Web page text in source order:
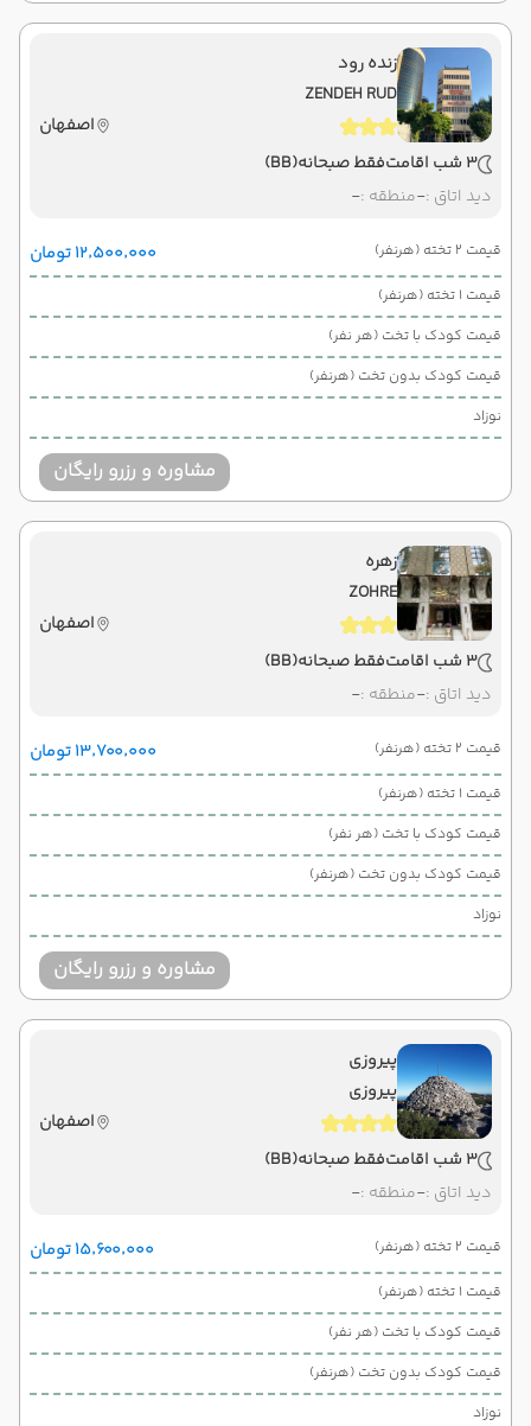
زنده رود
ZENDEH RUD
اصفهان
3 شب اقامت
فقط صبحانه(BB)
دید اتاق :-منطقه :-
قیمت 2 تخته (هرنفر) ۱۲٬۵۰۰٬۰۰۰ تومان
قیمت 1 تخته (هرنفر)
قیمت کودک با تخت (هر نفر)
قیمت کودک بدون تخت (هرنفر)
نوزاد
مشاوره و رزرو رایگان
زهره
ZOHRE
اصفهان
3 شب اقامت
فقط صبحانه(BB)
دید اتاق :-منطقه :-
قیمت 2 تخته (هرنفر) ۱۳٬۷۰۰٬۰۰۰ تومان
قیمت 1 تخته (هرنفر)
قیمت کودک با تخت (هر نفر)
قیمت کودک بدون تخت (هرنفر)
نوزاد
مشاوره و رزرو رایگان
پیروزی
پیروزی
اصفهان
3 شب اقامت
فقط صبحانه(BB)
دید اتاق :-منطقه :-
قیمت 2 تخته (هرنفر) ۱۵٬۶۰۰٬۰۰۰ تومان
قیمت 1 تخته (هرنفر)
قیمت کودک با تخت (هر نفر)
قیمت کودک بدون تخت (هرنفر)
نوزاد